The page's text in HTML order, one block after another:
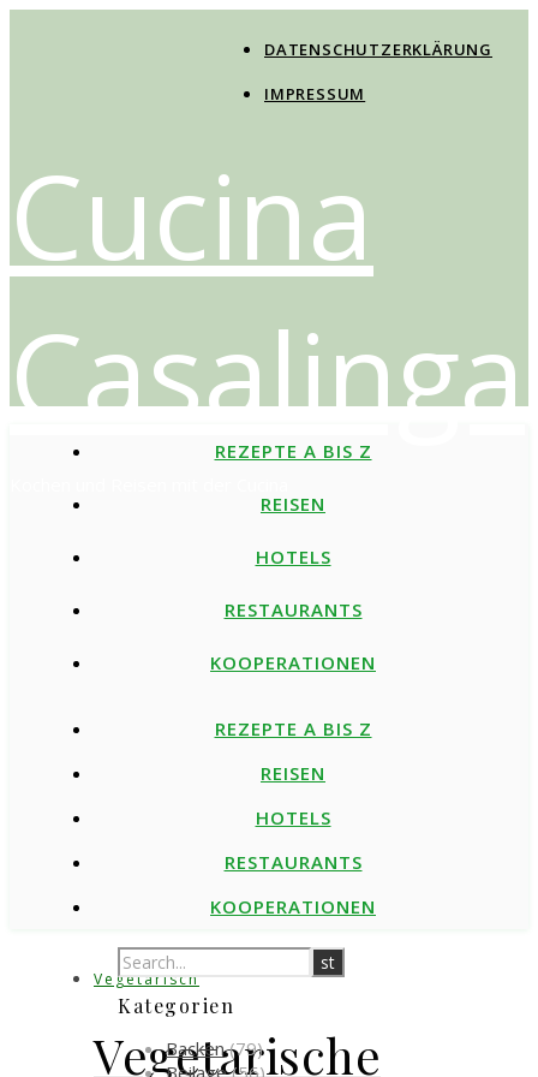
DATENSCHUTZERKLÄRUNG
IMPRESSUM
Cucina
Casalinga
REZEPTE A BIS Z
REISEN
HOTELS
RESTAURANTS
KOOPERATIONEN
REZEPTE A BIS Z
REISEN
HOTELS
RESTAURANTS
KOOPERATIONEN
Vegetarisch
Vegetarische
Kategorien
Backen(79)